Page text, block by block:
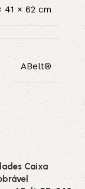
41 × 62 cm
ABelt®
Caixa